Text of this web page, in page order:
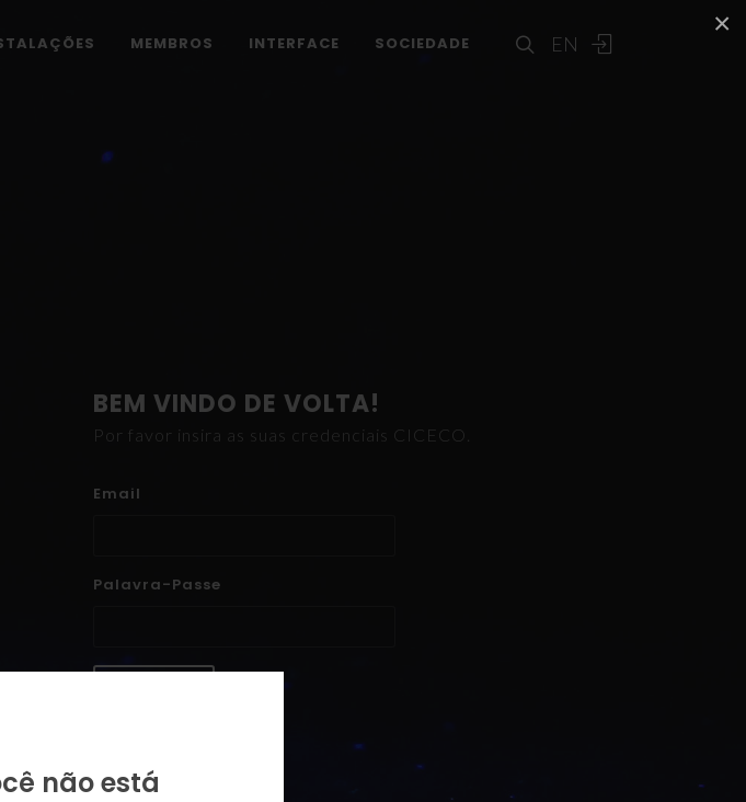
não está
×
EN
MEMBROS INTERFACE SOCIEDADE
BEM VINDO DE VOLTA!
Por favor insira as suas credenciais CICECO.
Email
Palavra-Passe